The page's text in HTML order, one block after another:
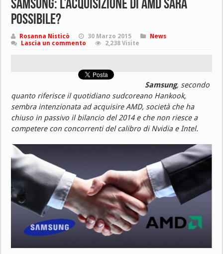
Samsung: l’acquisizione di AMD sarà
possibile?
Rosanna Nisticò 30 Marzo 2015
News
Lascia un commento
2,238 Visite
Samsung, secondo
quanto riferisce il quotidiano sudcoreano Hankook,
sembra intenzionata ad acquisire AMD, società che ha
chiuso in passivo il bilancio del 2014 e che non riesce a
competere con concorrenti del calibro di Nvidia e Intel.